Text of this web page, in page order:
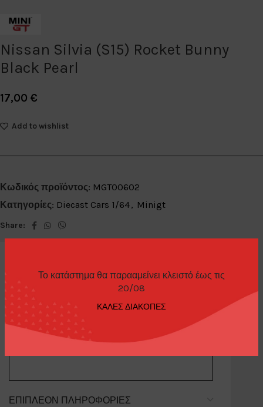
Το κατάστημα θα παρααμείνει κλειστό έως τις
20/08
ΚΑΛΕΣ ΔΙΑΚΟΠΕΣ
Nissan Silvia (S15) Rocket Bunny
Black Pearl
17,00 €
Add to wishlist
Κωδικός προϊόντος: MGT00602
Κατηγορίες: Diecast Cars 1/64, Minigt
Share:
ΕΠΙΠΛΈΟΝ ΠΛΗΡΟΦΟΡΊΕΣ